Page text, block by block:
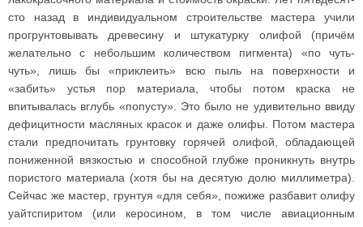
сто назад в индивидуальном строительстве мастера учили
прогрунтовывать древесину и штукатурку олифой (причём
желательно с небольшим количеством пигмента) «по чуть-
чуть», лишь бы «приклеить» всю пыль на поверхности и
«забить» устья пор материала, чтобы потом краска не
впитывалась вглубь «попусту». Это было не удивительно ввиду
дефицитности масляных красок и даже олифы. Потом мастера
стали предпочитать грунтовку горячей олифой, обладающей
пониженной вязкостью и способной глубже проникнуть внутрь
пористого материала (хотя бы на десятую долю миллиметра).
Сейчас же мастер, грунтуя «для себя», пожиже разбавит олифу
уайтспиритом (или керосином, в том числе авиационным